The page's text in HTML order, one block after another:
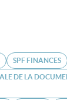
SPF FINANCES
DE LA